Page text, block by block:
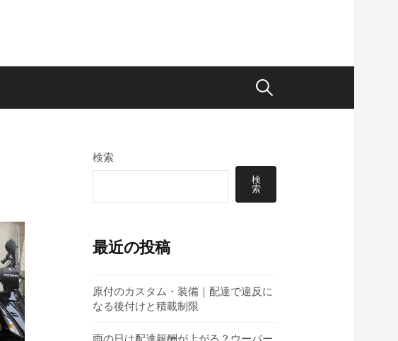
検
検索
検
索
最近の投稿
原付のカスタム・装備｜配達で違反に
なる後付けと積載制限
雨の日は配達報酬が上がる？ウーバー